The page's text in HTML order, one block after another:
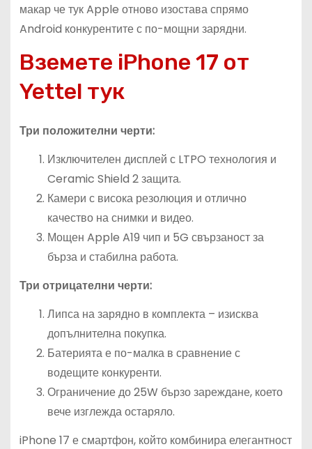
макар че тук Apple отново изостава спрямо
Android конкурентите с по-мощни зарядни.
Вземете iPhone 17 от
Yettel тук
Три положителни черти:
Изключителен дисплей с LTPO технология и
Ceramic Shield 2 защита.
Камери с висока резолюция и отлично
качество на снимки и видео.
Мощен Apple A19 чип и 5G свързаност за
бърза и стабилна работа.
Три отрицателни черти:
Липса на зарядно в комплекта – изисква
допълнителна покупка.
Батерията е по-малка в сравнение с
водещите конкуренти.
Ограничение до 25W бързо зареждане, което
вече изглежда остаряло.
iPhone 17 е смартфон, който комбинира елегантност